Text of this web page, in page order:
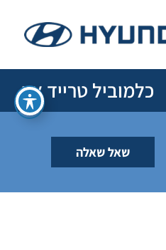
כלמוביל טרייד אין
שאל שאלה